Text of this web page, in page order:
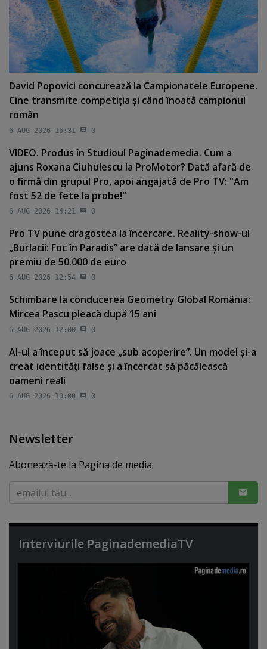
David Popovici concurează la Campionatele Europene.
Cine transmite competiţia şi când înoată campionul
român
6 AUG 2026 16:31 0
VIDEO. Produs în Studioul Paginademedia. Cum a
ajuns Roxana Ciuhulescu la ProMotor? Dată afară de
o firmă din grupul Pro, apoi angajată de Pro TV: "Am
fost 52 de fete la probe!"
6 AUG 2026 14:21 0
Pro TV pune dragostea la încercare. Reality-show-ul
„Burlacii: Foc în Paradis” are dată de lansare şi un
premiu de 50.000 de euro
6 AUG 2026 12:54 0
Schimbare la conducerea Geometry Global România:
Mircea Pascu pleacă după 15 ani
6 AUG 2026 12:00 0
AI-ul a început să joace „sub acoperire”. Un model şi-a
creat identităţi false şi a încercat să păcălească
oameni reali
6 AUG 2026 10:00 0
Newsletter
Abonează-te la Pagina de media
Interviurile PaginademediaTV